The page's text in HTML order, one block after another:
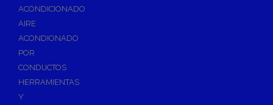
Seguridad en el Baño
Wellness
Calefacción y A.C.S
Accesorios de Calefacción
Vasos de Expansión
ACONDICIONADO
AIRE
ACONDIONADO
POR
CONDUCTOS
HERRAMIENTAS
Y